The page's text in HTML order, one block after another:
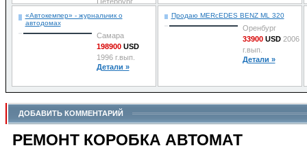
Детали »
«Автокемпер» - журнальчик о
автодомах
Самара
198900USD
1996 г.вып.
Детали »
Продаю MERсEDES BENZ ML 320
Оренбург
33900USD2006
г.вып.
Детали »
ДОБАВИТЬ КОММЕНТАРИЙ
РЕМОНТ КОРОБКА АВТОМАТ